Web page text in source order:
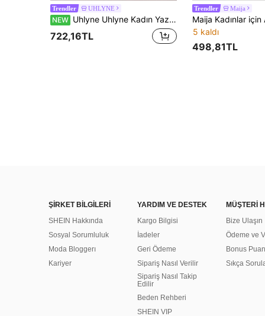
Trendler UHLYNE
NEW Uhlyne Uhlyne Kadın Yazlık Yeni Mavi Pileli Suni Keten Kumaş Geniş Paça Pantolon, Kontrast Düğme Tasarımlı, Mavi Uzun Geniş Paça Pantolon
722,16TL
Trendler Maija
5 kaldı
498,81TL
ŞİRKET BİLGİLERİ
SHEIN Hakkında
Sosyal Sorumluluk
Moda Bloggerı
Kariyer
YARDIM VE DESTEK
Kargo Bilgisi
İadeler
Geri Ödeme
Sipariş Nasıl Verilir
Sipariş Nasıl Takip
Edilir
Beden Rehberi
SHEIN VIP
MÜŞTERİ
Bize Ulaşın
Ödeme ve
Bonus Puan
Sıkça